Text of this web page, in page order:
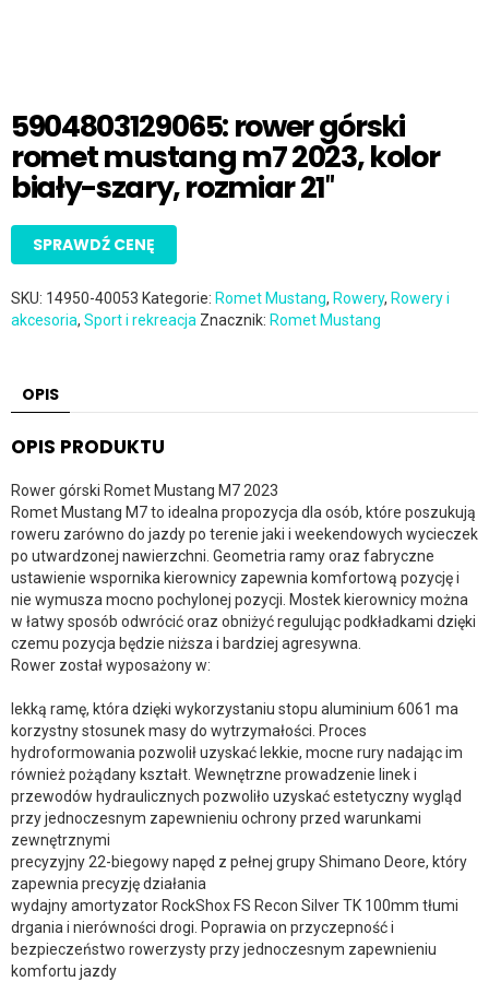
5904803129065: rower górski
romet mustang m7 2023, kolor
biały-szary, rozmiar 21″
SPRAWDŹ CENĘ
SKU: 14950-40053 Kategorie: Romet Mustang, Rowery, Rowery i
akcesoria, Sport i rekreacja Znacznik: Romet Mustang
OPIS
OPIS PRODUKTU
Rower górski Romet Mustang M7 2023
Romet Mustang M7 to idealna propozycja dla osób, które poszukują
roweru zarówno do jazdy po terenie jaki i weekendowych wycieczek
po utwardzonej nawierzchni. Geometria ramy oraz fabryczne
ustawienie wspornika kierownicy zapewnia komfortową pozycję i
nie wymusza mocno pochylonej pozycji. Mostek kierownicy można
w łatwy sposób odwrócić oraz obniżyć regulując podkładkami dzięki
czemu pozycja będzie niższa i bardziej agresywna.
Rower został wyposażony w:
lekką ramę, która dzięki wykorzystaniu stopu aluminium 6061 ma
korzystny stosunek masy do wytrzymałości. Proces
hydroformowania pozwolił uzyskać lekkie, mocne rury nadając im
również pożądany kształt. Wewnętrzne prowadzenie linek i
przewodów hydraulicznych pozwoliło uzyskać estetyczny wygląd
przy jednoczesnym zapewnieniu ochrony przed warunkami
zewnętrznymi
precyzyjny 22-biegowy napęd z pełnej grupy Shimano Deore, który
zapewnia precyzję działania
wydajny amortyzator RockShox FS Recon Silver TK 100mm tłumi
drgania i nierówności drogi. Poprawia on przyczepność i
bezpieczeństwo rowerzysty przy jednoczesnym zapewnieniu
komfortu jazdy